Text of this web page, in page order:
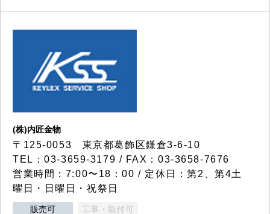
(株)内匠金物
〒125-0053 東京都葛飾区鎌倉3-6-10
TEL：03-3659-3179 / FAX：03-3658-7676
営業時間：7:00〜18：00 / 定休日：第2、第4土
曜日・日曜日・祝祭日
販売可 工事・取付可